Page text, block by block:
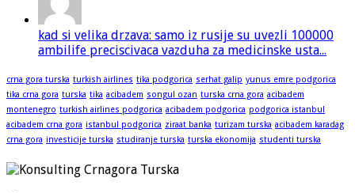
kad si velika drzava: samo iz rusije su uvezli 100000
ambilife preciscivaca vazduha za medicinske usta...
crna gora turska turkish airlines tika podgorica serhat galip yunus emre podgorica
tika crna gora turska tika acibadem songul ozan turska crna gora acibadem
montenegro turkish airlines podgorica acibadem podgorica podgorica istanbul
acibadem crna gora istanbul podgorica ziraat banka turizam turska acibadem karadag
crna gora investicije turska studiranje turska turska ekonomija studenti turska